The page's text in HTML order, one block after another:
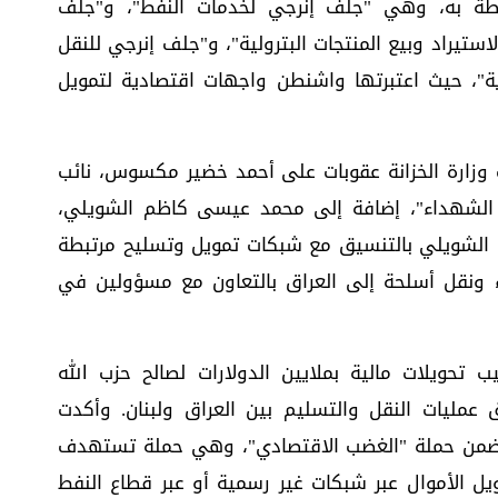
وبيع المنتجات البترولية"، و"جلف إنرجي للنقل
حيث اعتبرتها واشنطن واجهات اقتصادية لتمويل
الخزانة عقوبات على أحمد خضير مكسوس، نائب
الشهداء"، إضافة إلى محمد عيسى كاظم الشويلي،
بالتنسيق مع شبكات تمويل وتسليح مرتبطة
ونقل أسلحة إلى العراق بالتعاون مع مسؤولين في
تحويلات مالية بملايين الدولارات لصالح حزب الله
النقل والتسليم بين العراق ولبنان. وأكدت
ضمن حملة "الغضب الاقتصادي"، وهي حملة تستهدف
الأموال عبر شبكات غير رسمية أو عبر قطاع النفط